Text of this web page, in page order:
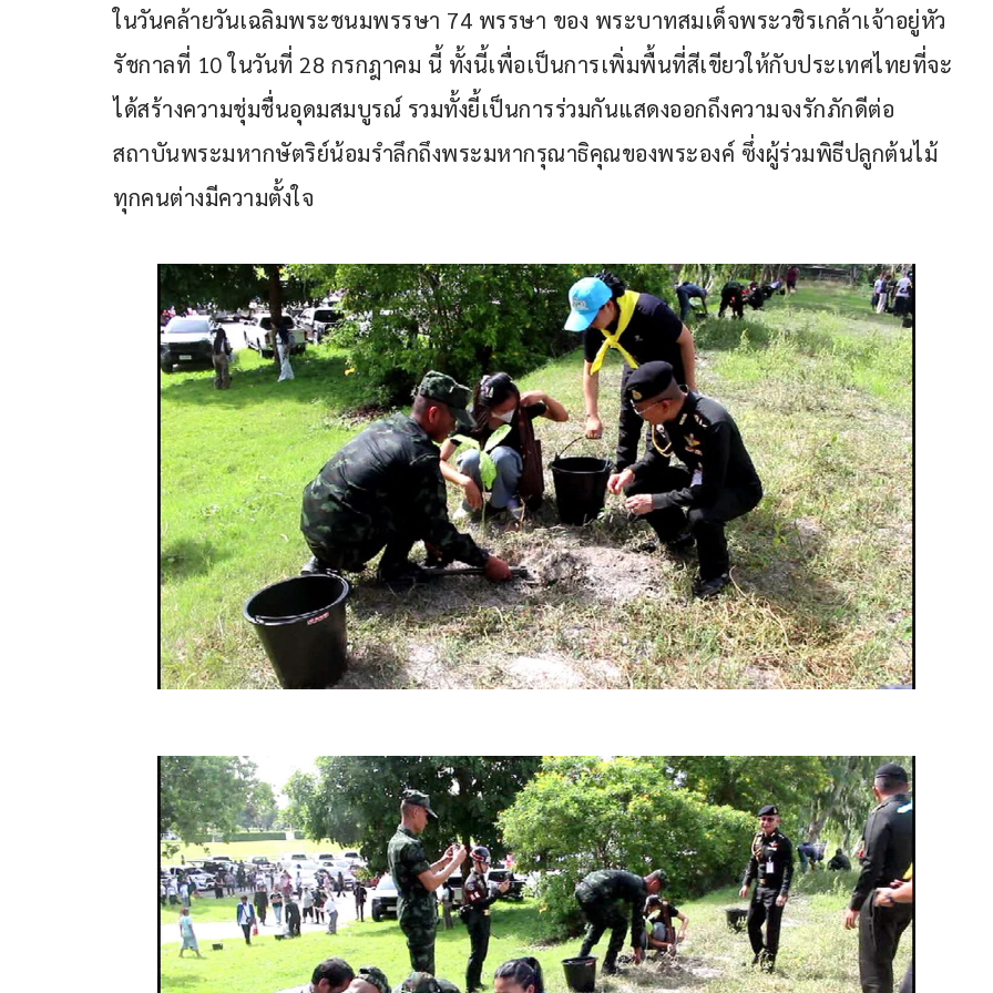
ในวันคล้ายวันเฉลิมพระชนมพรรษา 74 พรรษา ของ พระบาทสมเด็จพระวชิรเกล้าเจ้าอยู่หัว
รัชกาลที่ 10 ในวันที่ 28 กรกฎาคม นี้ ทั้งนี้เพื่อเป็นการเพิ่มพื้นที่สีเขียวให้กับประเทศไทยที่จะ
ได้สร้างความชุ่มชื่นอุดมสมบูรณ์ รวมทั้งยี้เป็นการร่วมกันแสดงออกถึงความจงรักภักดีต่อ
สถาบันพระมหากษัตริย์น้อมรำลึกถึงพระมหากรุณาธิคุณของพระองค์ ซึ่งผู้ร่วมพิธีปลูกต้นไม้
ทุกคนต่างมีความตั้งใจ